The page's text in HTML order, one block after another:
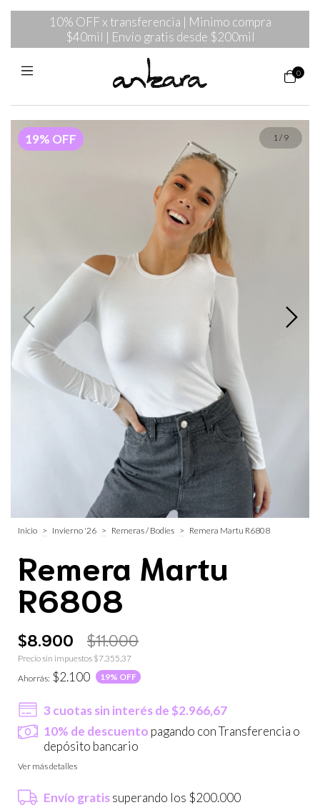
10% OFF x transferencia | Minimo compra
$40mil | Envío gratis desde $200mil
0
19% OFF 1/ 9
Inicio > Invierno '26 > Remeras / Bodies > Remera Martu R6808
Remera Martu
R6808
$8.900 $11.000
Precio sin impuestos $7.355,37
Ahorrás: $2.100 19% OFF
3 cuotas sin interés de$2.966,67
10% de descuento pagando con Transferencia o
depósito bancario
Ver más detalles
Envío gratissuperando los $200.000